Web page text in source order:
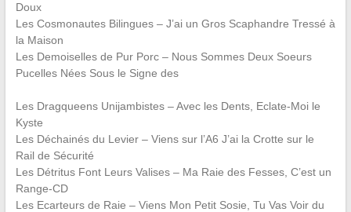
Doux
Les Cosmonautes Bilingues – J’ai un Gros Scaphandre Tressé à
la Maison
Les Demoiselles de Pur Porc – Nous Sommes Deux Soeurs
Pucelles Nées Sous le Signe des
Les Dragqueens Unijambistes – Avec les Dents, Eclate-Moi le
Kyste
Les Déchainés du Levier – Viens sur l’A6 J’ai la Crotte sur le
Rail de Sécurité
Les Détritus Font Leurs Valises – Ma Raie des Fesses, C’est un
Range-CD
Les Ecarteurs de Raie – Viens Mon Petit Sosie, Tu Vas Voir du